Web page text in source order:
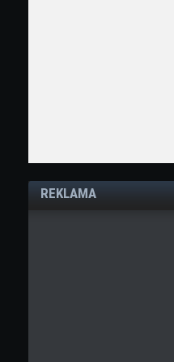
REKLAMA